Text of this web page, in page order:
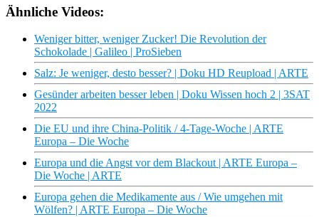
Ähnliche Videos:
Weniger bitter, weniger Zucker! Die Revolution der
Schokolade | Galileo | ProSieben
Salz: Je weniger, desto besser? | Doku HD Reupload | ARTE
Gesünder arbeiten besser leben | Doku Wissen hoch 2 | 3SAT
2022
Die EU und ihre China-Politik / 4-Tage-Woche | ARTE
Europa – Die Woche
Europa und die Angst vor dem Blackout | ARTE Europa –
Die Woche | ARTE
Europa gehen die Medikamente aus / Wie umgehen mit
Wölfen? | ARTE Europa – Die Woche